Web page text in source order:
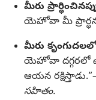
మీరు
యెహోవా మీ
మీరు
యెహోవా దగ్గరలో
ఆయన
సహితం.